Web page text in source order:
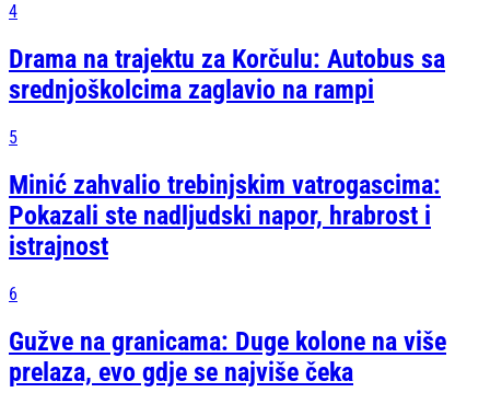
4
Drama na trajektu za Korčulu: Autobus sa
srednjoškolcima zaglavio na rampi
5
Minić zahvalio trebinjskim vatrogascima:
Pokazali ste nadljudski napor, hrabrost i
istrajnost
6
Gužve na granicama: Duge kolone na više
prelaza, evo gdje se najviše čeka